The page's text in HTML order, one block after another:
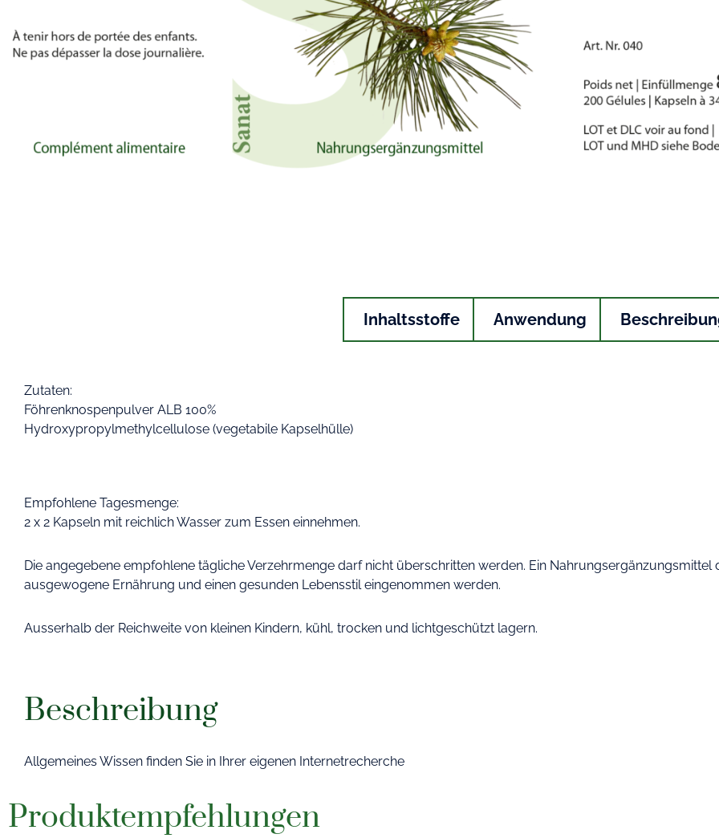
Inhaltsstoffe Anwendung
Zutaten:
Föhrenknospenpulver ALB 100%
Hydroxypropylmethylcellulose (vegetabile Kapselhülle)
Empfohlene Tagesmenge:
2 x 2 Kapseln mit reichlich Wasser zum Essen einnehmen.
Die angegebene empfohlene tägliche Verzehrmenge darf nicht überschritten werden. Ein
ausgewogene Ernährung und einen gesunden Lebensstil eingenommen werden.
Ausserhalb der Reichweite von kleinen Kindern, kühl, trocken und lichtgeschützt lagern.
Beschreibung
Allgemeines Wissen finden Sie in Ihrer eigenen Internetrecherche
Produktempfehlungen